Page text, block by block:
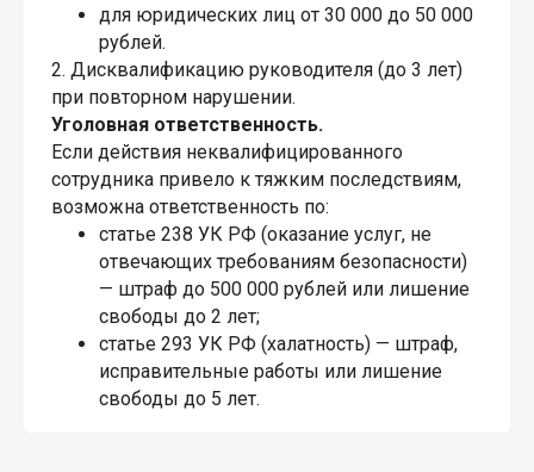
для юридических лиц от 30 000 до 50 000
рублей.
2. Дисквалификацию руководителя (до 3 лет)
при повторном нарушении.
Уголовная ответственность.
Если действия неквалифицированного
сотрудника привело к тяжким последствиям,
возможна ответственность по:
статье 238 УК РФ (оказание услуг, не
отвечающих требованиям безопасности)
— штраф до 500 000 рублей или лишение
свободы до 2 лет;
статье 293 УК РФ (халатность) — штраф,
исправительные работы или лишение
свободы до 5 лет.